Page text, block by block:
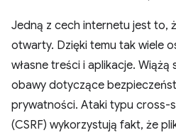
Jedną z cech internetu jest to,
otwarty. Dzięki temu tak wiele
własne treści i aplikacje.
obawy dotyczące
prywatności. Ataki typu cross-
(CSRF) wykorzystują fakt, że